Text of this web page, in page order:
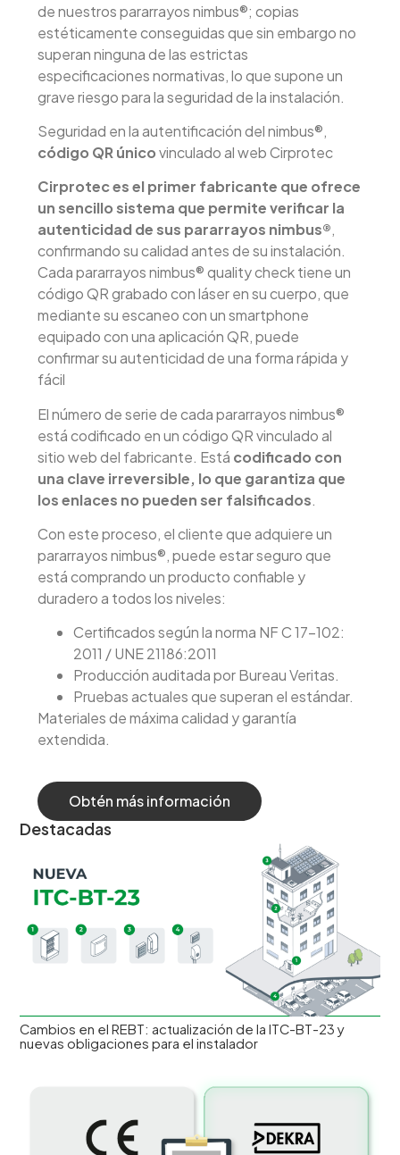
de nuestros pararrayos nimbus®; copias
estéticamente conseguidas que sin embargo no
superan ninguna de las estrictas
especificaciones normativas, lo que supone un
grave riesgo para la seguridad de la instalación.
Seguridad en la autentificación del nimbus®,
código QR únicovinculado al web Cirprotec​
Cirprotec es el primer fabricante que ofrece
un sencillo sistema que permite verificar la
autenticidad de sus pararrayos nimbus®,
confirmando su calidad antes de su instalación.
Cada pararrayos nimbus® quality check tiene un
código QR grabado con láser en su cuerpo, que
mediante su escaneo con un smartphone
equipado con una aplicación QR, puede
confirmar su autenticidad de una forma rápida y
fácil​
El número de serie de cada pararrayos nimbus®
está codificado en un código QR vinculado al
sitio web del fabricante. Está codificado con
una clave irreversible, lo que garantiza que
los enlaces no pueden ser falsificados.
Con este proceso, el cliente que adquiere un
pararrayos nimbus®, puede estar seguro que
está comprando un producto confiable y
duradero a todos los niveles:​
Certificados según la norma NF C 17-102:
2011​ / UNE 21186:2011
Producción auditada por Bureau Veritas.​
Pruebas actuales que superan el estándar.​
Materiales de máxima calidad y garantía
extendida.
Obtén más información
Destacadas
Cambios en el REBT: actualización de la ITC-BT-23 y
nuevas obligaciones para el instalador